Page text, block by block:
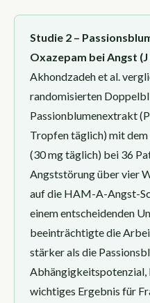
Studie 2 –
Oxazepam bei Angst
Akhondzadeh et al.
randomisierten
Passionblumenextrakt
Tropfen täglich) mit
(30 mg täglich) bei 36
Angststörung über vier
auf die HAM-A-Angst-
einem entscheidenden
beeinträchtigte die
stärker als die
Abhängigkeitspotenzial,
wichtiges Ergebnis für